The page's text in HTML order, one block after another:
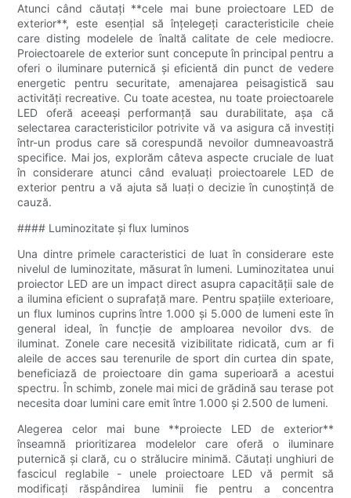
Atunci când căutați **cele mai bune proiectoare LED de
exterior**, este esențial să înțelegeți caracteristicile cheie
care disting modelele de înaltă calitate de cele mediocre.
Proiectoarele de exterior sunt concepute în principal pentru a
oferi o iluminare puternică și eficientă din punct de vedere
energetic pentru securitate, amenajarea peisagistică sau
activități recreative. Cu toate acestea, nu toate proiectoarele
LED oferă aceeași performanță sau durabilitate, așa că
selectarea caracteristicilor potrivite vă va asigura că investiți
într-un produs care să corespundă nevoilor dumneavoastră
specifice. Mai jos, explorăm câteva aspecte cruciale de luat
în considerare atunci când evaluați proiectoarele LED de
exterior pentru a vă ajuta să luați o decizie în cunoștință de
cauză.
#### Luminozitate și flux luminos
Una dintre primele caracteristici de luat în considerare este
nivelul de luminozitate, măsurat în lumeni. Luminozitatea unui
proiector LED are un impact direct asupra capacității sale de
a ilumina eficient o suprafață mare. Pentru spațiile exterioare,
un flux luminos cuprins între 1.000 și 5.000 de lumeni este în
general ideal, în funcție de amploarea nevoilor dvs. de
iluminat. Zonele care necesită vizibilitate ridicată, cum ar fi
aleile de acces sau terenurile de sport din curtea din spate,
beneficiază de proiectoare din gama superioară a acestui
spectru. În schimb, zonele mai mici de grădină sau terase pot
necesita doar lumini care emit între 1.000 și 2.500 de lumeni.
Alegerea celor mai bune **proiecte LED de exterior**
înseamnă prioritizarea modelelor care oferă o iluminare
puternică și clară, cu o strălucire minimă. Căutați unghiuri de
fascicul reglabile - unele proiectoare LED vă permit să
modificați răspândirea luminii fie pentru a concentra